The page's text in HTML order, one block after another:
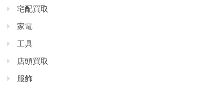
宅配買取
家電
工具
店頭買取
服飾